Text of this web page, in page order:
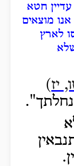
חטא
מוצאים
לארץ
יז)